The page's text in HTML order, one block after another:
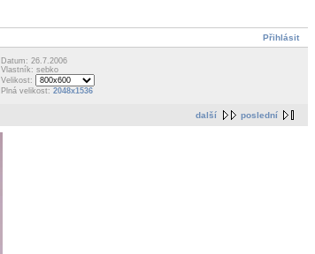
Přihlásit
Datum: 26.7.2006
Vlastník: sebko
Velikost:
Plná velikost: 2048x1536
další poslední